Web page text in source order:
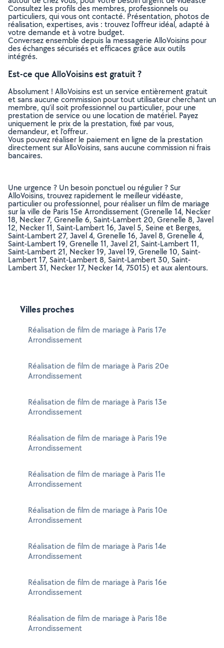
Consultez les profils des membres, professionnels ou
particuliers, qui vous ont contacté. Présentation, photos de
réalisation, expertises, avis : trouvez l'offreur idéal, adapté à
votre demande et à votre budget.
Conversez ensemble depuis la messagerie AlloVoisins pour
des échanges sécurisés et efficaces grâce aux outils
intégrés.
Est-ce que AlloVoisins est gratuit ?
Absolument ! AlloVoisins est un service entièrement gratuit
et sans aucune commission pour tout utilisateur cherchant un
membre, qu’il soit professionnel ou particulier, pour une
prestation de service ou une location de matériel. Payez
uniquement le prix de la prestation, fixé par vous,
demandeur, et l’offreur.
Vous pouvez réaliser le paiement en ligne de la prestation
directement sur AlloVoisins, sans aucune commission ni frais
bancaires.
Une urgence ? Un besoin ponctuel ou régulier ? Sur
AlloVoisins, trouvez rapidement le meilleur vidéaste,
particulier ou professionnel, pour réaliser un film de mariage
sur la ville de Paris 15e Arrondissement (Grenelle 14, Necker
18, Necker 7, Grenelle 6, Saint-Lambert 20, Grenelle 8, Javel
12, Necker 11, Saint-Lambert 16, Javel 5, Seine et Berges,
Saint-Lambert 27, Javel 4, Grenelle 16, Javel 8, Grenelle 4,
Saint-Lambert 19, Grenelle 11, Javel 21, Saint-Lambert 11,
Saint-Lambert 21, Necker 19, Javel 19, Grenelle 10, Saint-
Lambert 17, Saint-Lambert 8, Saint-Lambert 30, Saint-
Lambert 31, Necker 17, Necker 14, 75015) et aux alentours.
Villes proches
Réalisation de film de mariage à Paris 17e
Arrondissement
Réalisation de film de mariage à Paris 20e
Arrondissement
Réalisation de film de mariage à Paris 13e
Arrondissement
Réalisation de film de mariage à Paris 19e
Arrondissement
Réalisation de film de mariage à Paris 11e
Arrondissement
Réalisation de film de mariage à Paris 10e
Arrondissement
Réalisation de film de mariage à Paris 14e
Arrondissement
Réalisation de film de mariage à Paris 16e
Arrondissement
Réalisation de film de mariage à Paris 18e
Arrondissement